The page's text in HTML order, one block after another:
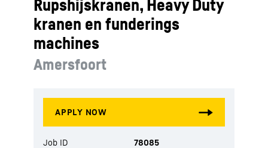
Rupshijskranen, Heavy Duty
kranen en funderings
machines
Amersfoort
Job ID
78085